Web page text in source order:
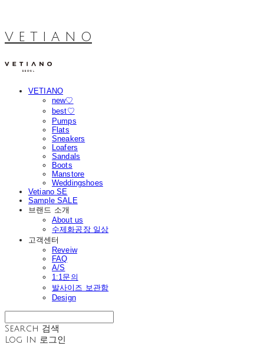
V E T I A N O
VETIANO
new♡
best♡
Pumps
Flats
Sneakers
Loafers
Sandals
Boots
Manstore
Weddingshoes
Vetiano SE
Sample SALE
브랜드 소개
About us
수제화공장 일상
고객센터
Reveiw
FAQ
A/S
1:1문의
발사이즈 보관함
Design
Search 검색
Log In 로그인